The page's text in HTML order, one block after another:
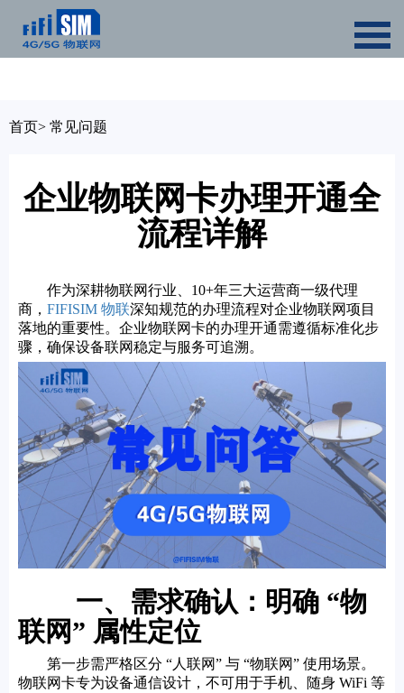
首页> 常见问题
企业物联网卡办理开通全
流程详解
作为深耕物联网行业、10+年三大运营商一级代理
商， FIFISIM 物联深知规范的办理流程对企业物联网项目
落地的重要性。企业物联网卡的办理开通需遵循标准化步
骤，确保设备联网稳定与服务可追溯。
一、需求确认：明确 “物
联网” 属性定位
第一步需严格区分 “人联网” 与 “物联网” 使用场景。
物联网卡专为设备通信设计，不可用于手机、随身 WiFi 等